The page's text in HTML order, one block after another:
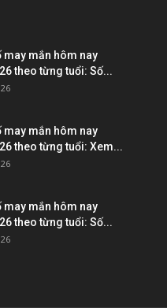
may mắn hôm nay
theo từng tuổi: Số...
may mắn hôm nay
theo từng tuổi: Xem...
may mắn hôm nay
theo từng tuổi: Số...